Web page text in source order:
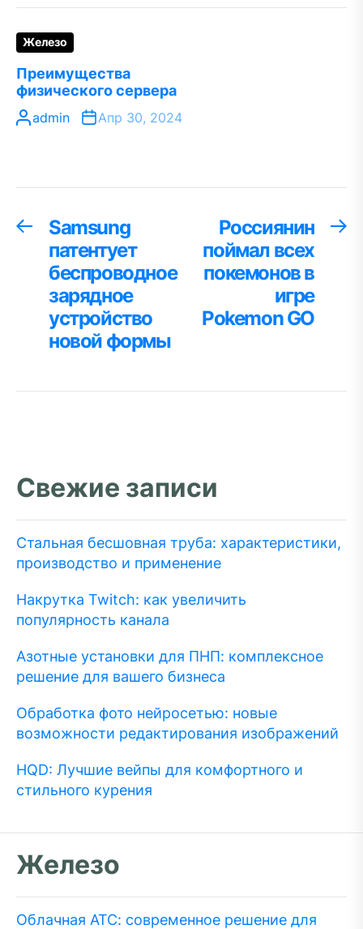
Железо
Преимущества
физического сервера
admin Апр 30, 2024
Навигация
записям
Предыдущая
запись:
Samsung
патентует
беспроводное
зарядное
устройство
новой формы
Россиянин
поймал всех
покемонов в
игре
Pokemon GO
Свежие записи
Стальная бесшовная труба: характеристики,
производство и применение
Накрутка Twitch: как увеличить
популярность канала
Азотные установки для ПНП: комплексное
решение для вашего бизнеса
Обработка фото нейросетью: новые
возможности редактирования изображений
HQD: Лучшие вейпы для комфортного и
стильного курения
Железо
Облачная АТС: современное решение для